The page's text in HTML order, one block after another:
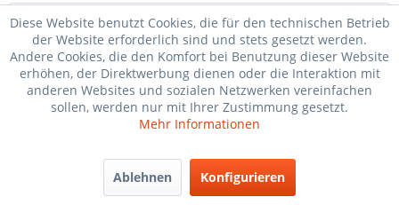
Diese Website benutzt Cookies, die für den technischen Betrieb
der Website erforderlich sind und stets gesetzt werden.
Andere Cookies, die den Komfort bei Benutzung dieser Website
erhöhen, der Direktwerbung dienen oder die Interaktion mit
anderen Websites und sozialen Netzwerken vereinfachen
sollen, werden nur mit Ihrer Zustimmung gesetzt.
Mehr Informationen
Ablehnen Konfigurieren